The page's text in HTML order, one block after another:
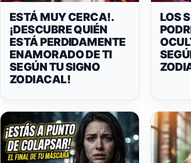
ESTÁ MUY CERCA!.
¡DESCUBRE QUIÉN
ESTÁ PERDIDAMENTE
ENAMORADO DE TI
SEGÚN TU SIGNO
ZODIACAL!
LOS